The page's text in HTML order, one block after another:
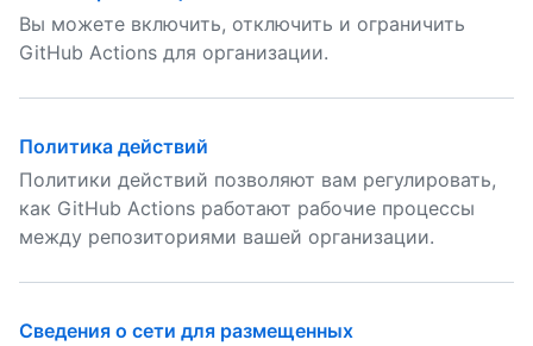
Вы можете включить, отключить и ограничить
GitHub Actions для организации.
Политика действий
Политики действий позволяют вам регулировать,
как GitHub Actions работают рабочие процессы
между репозиториями вашей организации.
Сведения о сети для размещенных